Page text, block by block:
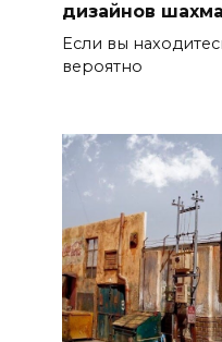
дизайнов
Если вы
вероятно